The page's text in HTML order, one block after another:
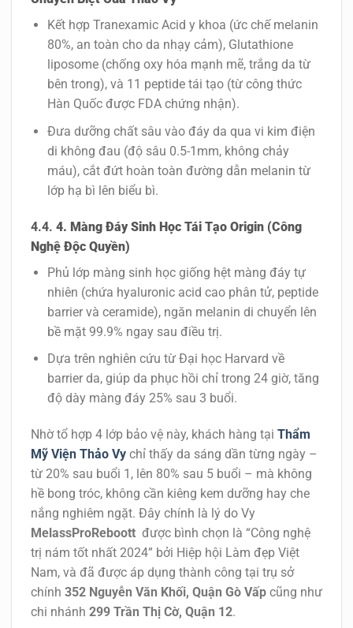
Kết hợp Tranexamic Acid y khoa (ức chế melanin
80%, an toàn cho da nhạy cảm), Glutathione
liposome (chống oxy hóa mạnh mẽ, trắng da từ
bên trong), và 11 peptide tái tạo (từ công thức
Hàn Quốc được FDA chứng nhận).
Đưa dưỡng chất sâu vào đáy da qua vi kim điện
di không đau (độ sâu 0.5-1mm, không chảy
máu), cắt đứt hoàn toàn đường dẫn melanin từ
lớp hạ bì lên biểu bì.
4. Màng Đáy Sinh Học Tái Tạo Origin (Công
Nghệ Độc Quyền)
Phủ lớp màng sinh học giống hệt màng đáy tự
nhiên (chứa hyaluronic acid cao phân tử, peptide
barrier và ceramide), ngăn melanin di chuyển lên
bề mặt 99.9% ngay sau điều trị.
Dựa trên nghiên cứu từ Đại học Harvard về
barrier da, giúp da phục hồi chỉ trong 24 giờ, tăng
độ dày màng đáy 25% sau 3 buổi.
Nhờ tổ hợp 4 lớp bảo vệ này, khách hàng tại Thẩm
Mỹ Viện Thảo Vy chỉ thấy da sáng dần từng ngày –
từ 20% sau buổi 1, lên 80% sau 5 buổi – mà không
hề bong tróc, không cần kiêng kem dưỡng hay che
nắng nghiêm ngặt. Đây chính là lý do Vy
MelassProReboott được bình chọn là “Công nghệ
trị nám tốt nhất 2024” bởi Hiệp hội Làm đẹp Việt
Nam, và đã được áp dụng thành công tại trụ sở
chính 352 Nguyễn Văn Khối, Quận Gò Vấp cũng như
chi nhánh 299 Trần Thị Cờ, Quận 12.